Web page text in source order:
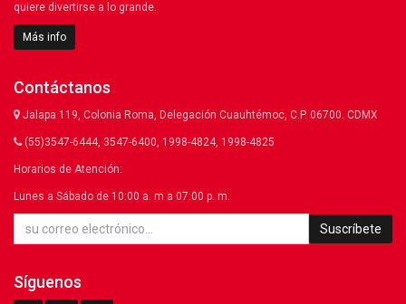
quiere divertirse a lo grande.
Más info
Contáctanos
Jalapa 119, Colonia Roma, Delegación Cuauhtémoc, C.P. 06700. CDMX
(55)3547-6444, 3547-6400, 1998-4824, 1998-4825
Horarios de Atención:
Lunes a Sábado de 10:00 a. m a 07:00 p. m.
Suscríbete
Síguenos